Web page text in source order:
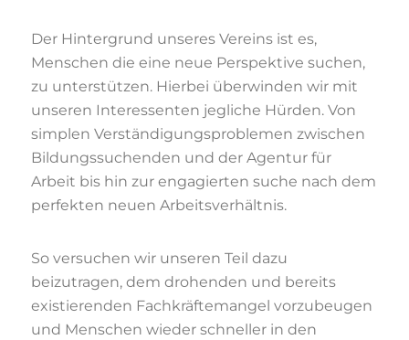
Der Hintergrund unseres Vereins ist es,
Menschen die eine neue Perspektive suchen,
zu unterstützen. Hierbei überwinden wir mit
unseren Interessenten jegliche Hürden. Von
simplen Verständigungsproblemen zwischen
Bildungssuchenden und der Agentur für
Arbeit bis hin zur engagierten suche nach dem
perfekten neuen Arbeitsverhältnis.
So versuchen wir unseren Teil dazu
beizutragen, dem drohenden und bereits
existierenden Fachkräftemangel vorzubeugen
und Menschen wieder schneller in den